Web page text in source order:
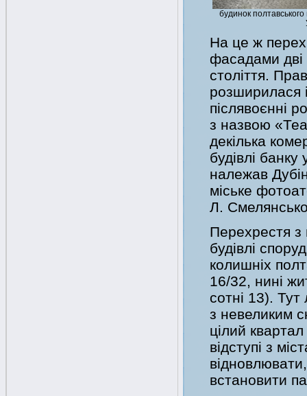
будинок
На це ж
фасадами дві
століття.
розширилася
післявоєнні
з назвою
декілька
будівлі
належав
міське
Л.
Перехрестя
будівлі
колишніх
16/32, нині
сотні 13).
з невеликим
цілий
відступі з
встановити